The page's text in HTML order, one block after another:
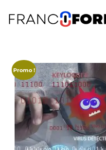
Promo !